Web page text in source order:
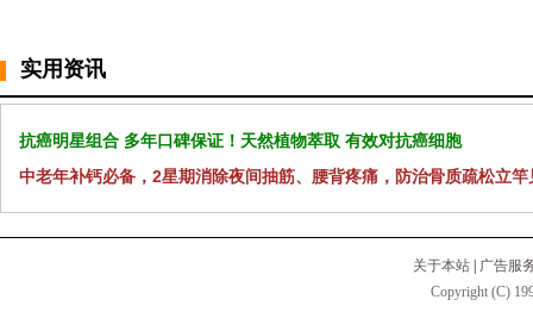
实用资讯
抗癌明星组合 多年口碑保证！天然植物萃取 有效对抗癌细胞
中老年补钙必备，2星期消除夜间抽筋、腰背疼痛，防治骨质疏松立竿
关于本站
广告服
Copyright (C)